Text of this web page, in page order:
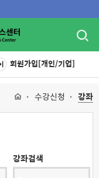
회원가입[개인/기업]
수강신청 강좌
강좌검색